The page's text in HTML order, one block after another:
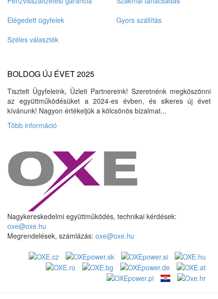
Elégedett ügyfelek
Gyors szállítás
Széles választék
BOLDOG ÚJ ÉVET 2025
Tisztelt Ügyfeleink, Üzleti Partnereink! Szeretnénk megköszönni
az együttműködésüket a 2024-es évben, és sikeres új évet
kívánunk! Nagyon értékeljük a kölcsönös bizalmat...
Több információ
Nagykereskedelmi együttműködés, technikai kérdések:
oxe@oxe.hu
Megrendelések, számlázás: oxe@oxe.hu